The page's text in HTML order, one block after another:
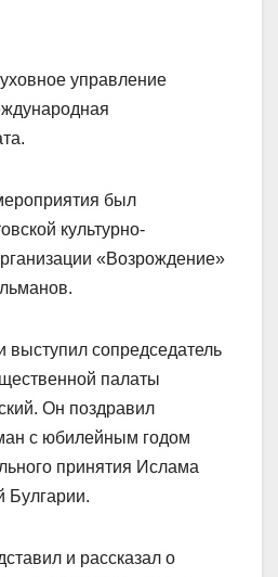
управление
был
культурно-
«Возрождение»
выступил сопредседатель
палаты
Он поздравил
с юбилейным годом
принятия Ислама
Булгарии.
и рассказал о